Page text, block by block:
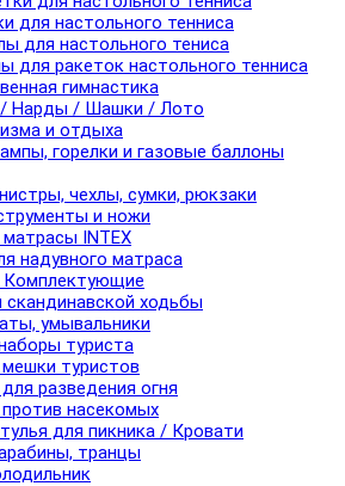
для настольного тенниса
для настольного тениса
для ракеток настольного тенниса
гимнастика
Нарды / Шашки / Лото
и отдыха
горелки и газовые баллоны
чехлы, сумки, рюкзаки
и ножи
INTEX
надувного матраса
Комплектующие
скандинавской ходьбы
умывальники
туриста
туристов
разведения огня
насекомых
для пикника / Кровати
транцы